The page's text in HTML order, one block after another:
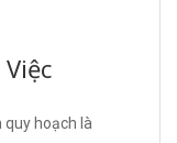
quy hoạch là